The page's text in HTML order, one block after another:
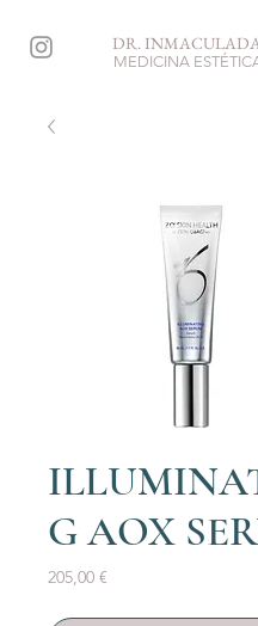
DR.
MEDICINA
G AOX
205,00 €